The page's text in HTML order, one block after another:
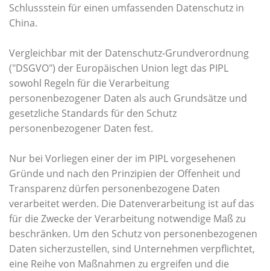
Schlussstein für einen umfassenden Datenschutz in
China.
Vergleichbar mit der Datenschutz-Grundverordnung
("DSGVO") der Europäischen Union legt das PIPL
sowohl Regeln für die Verarbeitung
personenbezogener Daten als auch Grundsätze und
gesetzliche Standards für den Schutz
personenbezogener Daten fest.
Nur bei Vorliegen einer der im PIPL vorgesehenen
Gründe und nach den Prinzipien der Offenheit und
Transparenz dürfen personenbezogene Daten
verarbeitet werden. Die Datenverarbeitung ist auf das
für die Zwecke der Verarbeitung notwendige Maß zu
beschränken. Um den Schutz von personenbezogenen
Daten sicherzustellen, sind Unternehmen verpflichtet,
eine Reihe von Maßnahmen zu ergreifen und die